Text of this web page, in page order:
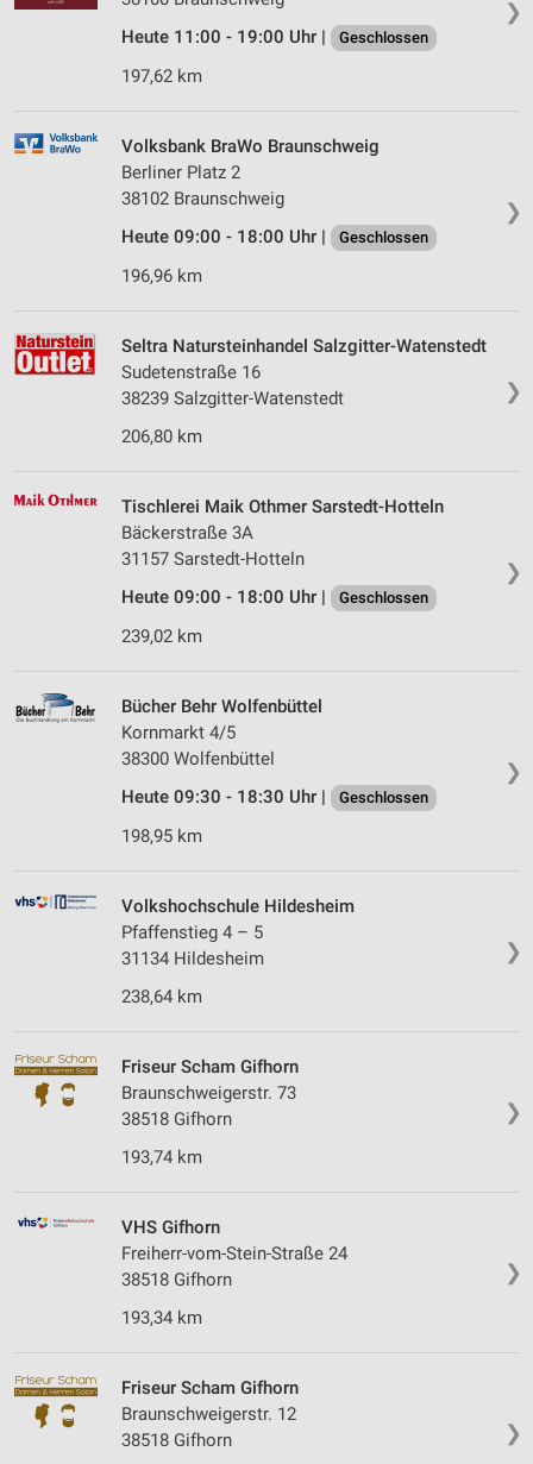
❯
Heute 11:00 - 19:00 Uhr |
Geschlossen
197,62 km
❯
Volksbank BraWo Braunschweig
Berliner Platz 2
38102 Braunschweig
Heute 09:00 - 18:00 Uhr |
Geschlossen
196,96 km
❯
Seltra Natursteinhandel Salzgitter-Watenstedt
Sudetenstraße 16
38239 Salzgitter-Watenstedt
206,80 km
❯
Tischlerei Maik Othmer Sarstedt-Hotteln
Bäckerstraße 3A
31157 Sarstedt-Hotteln
Heute 09:00 - 18:00 Uhr |
Geschlossen
239,02 km
❯
Bücher Behr Wolfenbüttel
Kornmarkt 4/5
38300 Wolfenbüttel
Heute 09:30 - 18:30 Uhr |
Geschlossen
198,95 km
❯
Volkshochschule Hildesheim
Pfaffenstieg 4 – 5
31134 Hildesheim
238,64 km
❯
Friseur Scham Gifhorn
Braunschweigerstr. 73
38518 Gifhorn
193,74 km
❯
VHS Gifhorn
Freiherr-vom-Stein-Straße 24
38518 Gifhorn
193,34 km
❯
Friseur Scham Gifhorn
Braunschweigerstr. 12
38518 Gifhorn